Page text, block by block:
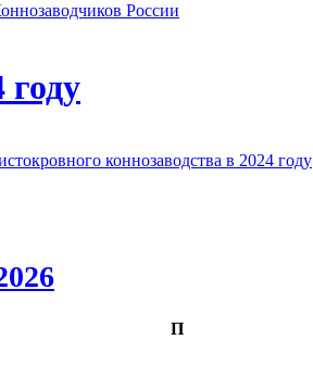
России
году
коннозаводства в 2024 году
П